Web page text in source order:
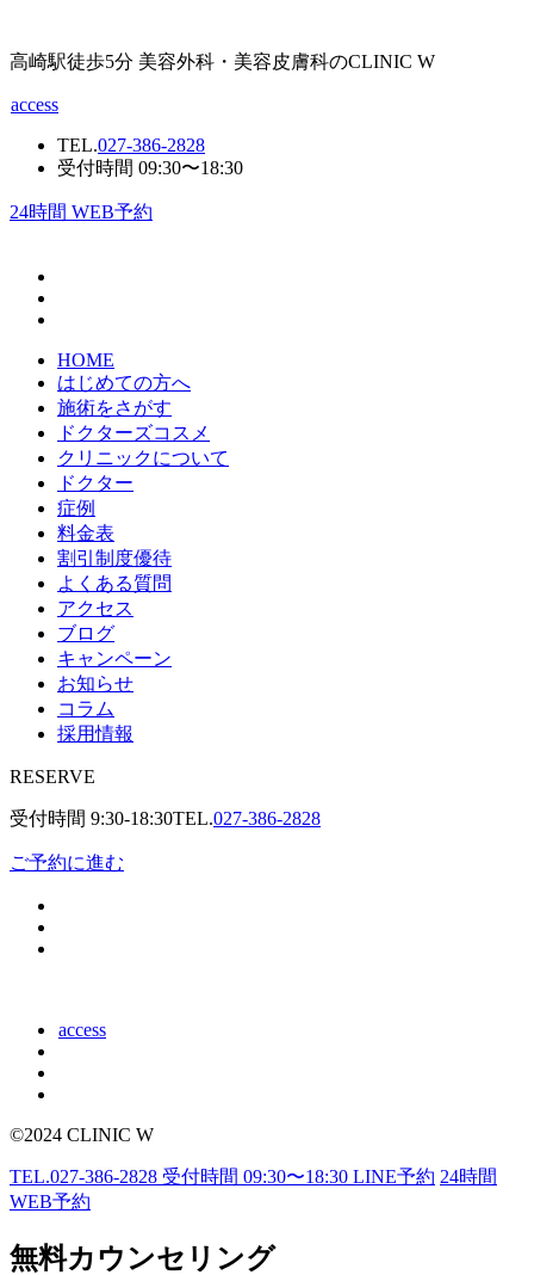
高崎駅徒歩5分 美容外科・美容皮膚科のCLINIC W
access
TEL.027-386-2828
受付時間 09:30〜18:30
24時間 WEB予約
HOME
はじめての方へ
施術をさがす
ドクターズコスメ
クリニックについて
ドクター
症例
料金表
割引制度優待
よくある質問
アクセス
ブログ
キャンペーン
お知らせ
コラム
採用情報
RESERVE
受付時間 9:30-18:30TEL.027-386-2828
ご予約に進む
access
©2024 CLINIC W
TEL.027-386-2828 受付時間 09:30〜18:30 LINE予約 24時間
WEB予約
無料カウンセリング